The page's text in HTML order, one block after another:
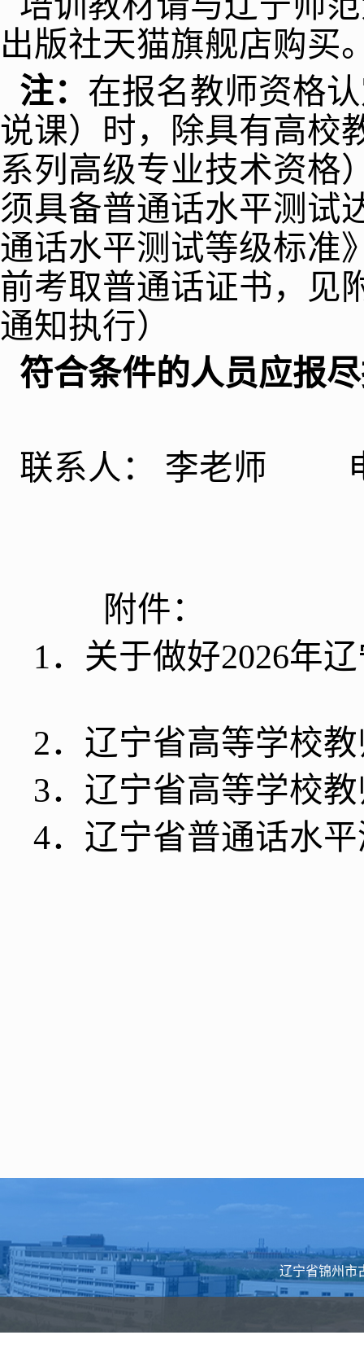
出版社天猫旗舰店购买
注： 在报名教师资格
说课）时，除具有高校
系列高级专业技术资格
须具备普通话水平测试
通话水平测试等级标准
前考取普通话证书，见
通知执行）
符合条件的人员应报
联系人： 李老师
附件：
1． 关于做好2026年
2． 辽宁省高等学校
3． 辽宁省高等学校
4． 辽宁省普通话水
辽宁省锦州市